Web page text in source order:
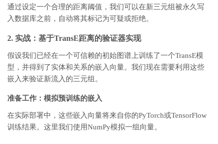
通过设定一个合理的距离阈值，我们可以在新三元组被永久写
入数据库之前，自动将其标记为可疑或拒绝。
2. 实战：基于TransE距离的验证器实现
假设我们已经在一个可信赖的初始图谱上训练了一个TransE模
型，并得到了实体和关系的嵌入向量。我们现在需要利用这些
嵌入来验证新流入的三元组。
准备工作：模拟预训练的嵌入
在实际部署中，这些嵌入向量将来自你的PyTorch或TensorFlow
训练结果。这里我们使用NumPy模拟一组向量。